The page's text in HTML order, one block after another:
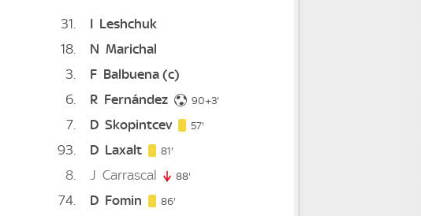
31 I Leshchuk
18
N Marichal
3
F Balbuena(c)
6
R Fernández 90+3'
7 D Skopintcev 57'
93 D Laxalt 81'
8 J Carrascal 88'
74 D Fomin 86'